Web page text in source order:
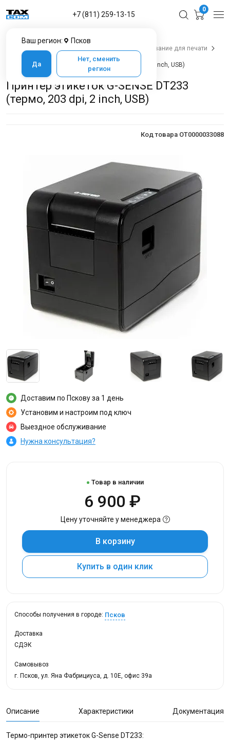
Ваш регион: Псков
Да
Нет, сменить
регион
+7 (811) 259-13-15
0
Оборудование для печати
Принтеры этикеток для маркировки
Принтер этикеток G-SENSE DT233 (термо, 203 dpi, 2 inch, USB)
Принтер этикеток G-SENSE DT233
(термо, 203 dpi, 2 inch, USB)
Код товара OT0000033088
Доставим по Пскову за 1 день
Установим и настроим под ключ
Выездное обслуживание
Нужна консультация?
Товар в наличии
6 900 ₽
Цену уточняйте у менеджера
В корзину
Купить в один клик
Способы получения в городе: Псков
Доставка
СДЭК
Самовывоз
г. Псков, ул. Яна Фабрициуса, д. 10Е, офис 39а
Описание Характеристики Документация
Термо-принтер этикеток G-Sense DT233: